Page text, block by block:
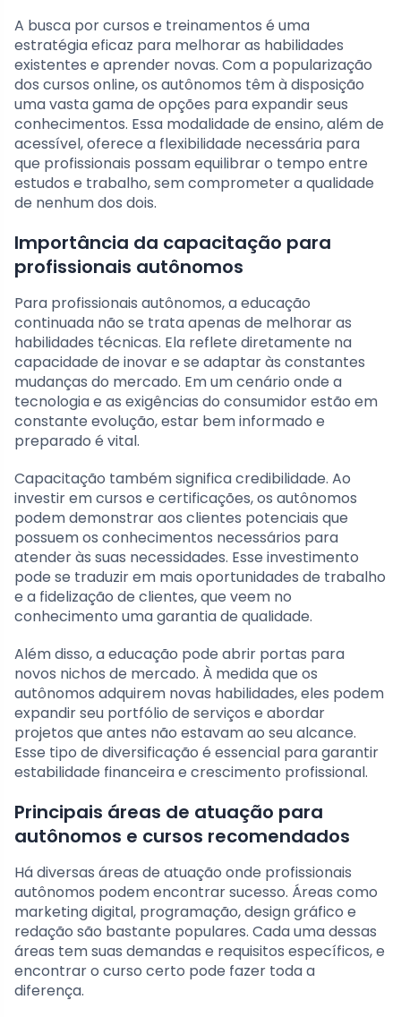
A busca por cursos e treinamentos é uma
estratégia eficaz para melhorar as habilidades
existentes e aprender novas. Com a popularização
dos cursos online, os autônomos têm à disposição
uma vasta gama de opções para expandir seus
conhecimentos. Essa modalidade de ensino, além de
acessível, oferece a flexibilidade necessária para
que profissionais possam equilibrar o tempo entre
estudos e trabalho, sem comprometer a qualidade
de nenhum dos dois.
Importância da capacitação para
profissionais autônomos
Para profissionais autônomos, a educação
continuada não se trata apenas de melhorar as
habilidades técnicas. Ela reflete diretamente na
capacidade de inovar e se adaptar às constantes
mudanças do mercado. Em um cenário onde a
tecnologia e as exigências do consumidor estão em
constante evolução, estar bem informado e
preparado é vital.
Capacitação também significa credibilidade. Ao
investir em cursos e certificações, os autônomos
podem demonstrar aos clientes potenciais que
possuem os conhecimentos necessários para
atender às suas necessidades. Esse investimento
pode se traduzir em mais oportunidades de trabalho
e a fidelização de clientes, que veem no
conhecimento uma garantia de qualidade.
Além disso, a educação pode abrir portas para
novos nichos de mercado. À medida que os
autônomos adquirem novas habilidades, eles podem
expandir seu portfólio de serviços e abordar
projetos que antes não estavam ao seu alcance.
Esse tipo de diversificação é essencial para garantir
estabilidade financeira e crescimento profissional.
Principais áreas de atuação para
autônomos e cursos recomendados
Há diversas áreas de atuação onde profissionais
autônomos podem encontrar sucesso. Áreas como
marketing digital, programação, design gráfico e
redação são bastante populares. Cada uma dessas
áreas tem suas demandas e requisitos específicos, e
encontrar o curso certo pode fazer toda a
diferença.